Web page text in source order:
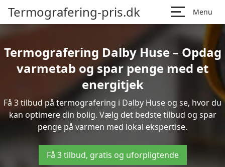
Termografering-pris.dk Menu
Termografering Dalby Huse – Opdag
varmetab og spar penge med et
energitjek
Få 3 tilbud på termografering i Dalby Huse og se, hvor du
kan optimere din bolig. Vælg det bedste tilbud og spar
penge på varmen med lokal ekspertise.
Få 3 tilbud, gratis og uforpligtende